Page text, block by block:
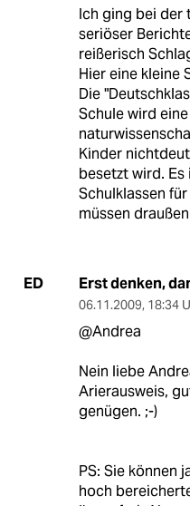
Ich ging bei der
seriöser
reißerisch
Hier eine kleine
Die
Schule wird
Kinder
besetzt wird. Es
Schulklassen
müssen
ED Erst denken,
06.11.2009, 18:34
@Andrea
Nein liebe
Arierausweis,
genügen. ;-)
PS: Sie können
hoch